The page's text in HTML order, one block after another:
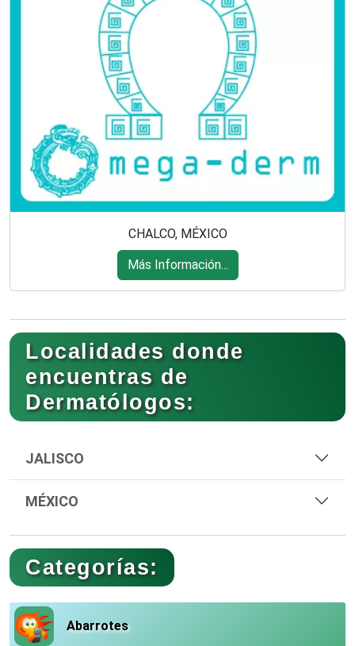
CHALCO, MÉXICO
Más Información...
Localidades donde
encuentras de
Dermatólogos:
JALISCO
MÉXICO
Categorías:
Abarrotes